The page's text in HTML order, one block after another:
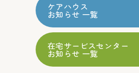
ケアハウス
お知らせ 一覧
在宅サービスセンター
お知らせ 一覧